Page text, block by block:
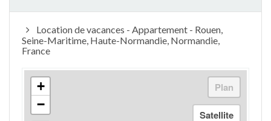
Location de vacances - Appartement - Rouen,
Seine-Maritime, Haute-Normandie, Normandie,
France
+
−